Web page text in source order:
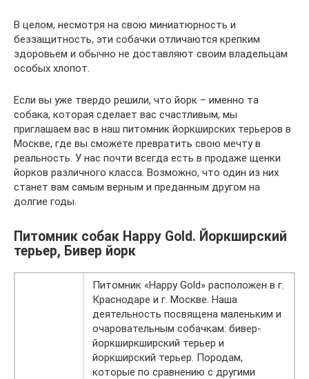
В целом, несмотря на свою миниатюрность и
беззащитность, эти собачки отличаются крепким
здоровьем и обычно не доставляют своим владельцам
особых хлопот.
Если вы уже твердо решили, что йорк – именно та
собака, которая сделает вас счастливым, мы
приглашаем вас в наш питомник йоркширских терьеров в
Москве, где вы сможете превратить свою мечту в
реальность. У нас почти всегда есть в продаже щенки
йорков различного класса. Возможно, что один из них
станет вам самым верным и преданным другом на
долгие годы.
Питомник собак Happy Gold. Йоркширский
терьер, Бивер йорк
Питомник «Happy Gold» расположен в г.
Краснодаре и г. Москве. Наша
деятельность посвящена маленьким и
очаровательным собачкам: бивер-
йоркширкширский терьер и
йоркширский терьер. Породам,
которые по сравнению с другими